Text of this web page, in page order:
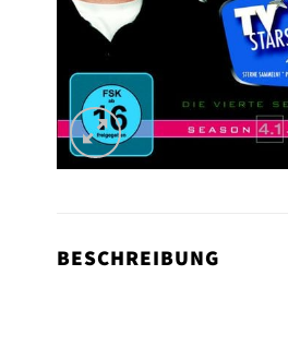
BESCHREIBUNG